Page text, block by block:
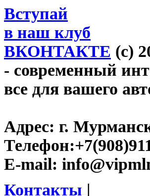
Вступай
в наш клуб
ВКОНТАКТЕ (c)
- современный
все для вашего
Адрес: г.
Телефон:
E-mail:
Контакты |